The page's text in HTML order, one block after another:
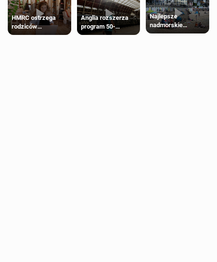
HMRC ostrzega
rodziców
pobierających Child
Anglia rozszerza
program 50-
procentowych
Najlepsze
nadmorskie
miasteczko blisko